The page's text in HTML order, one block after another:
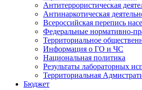
Антитеррористическая
Антинаркотическая
Всероссийская перепись
Федеральные нормативно-
Территориальное
Информация о ГО и ЧС
Национальная политика
Результаты лабораторных
Территориальная
Бюджет